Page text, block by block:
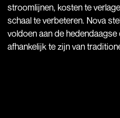
stroomlijnen, kosten te
schaal te verbeteren. Nova
voldoen aan de
afhankelijk te zijn van